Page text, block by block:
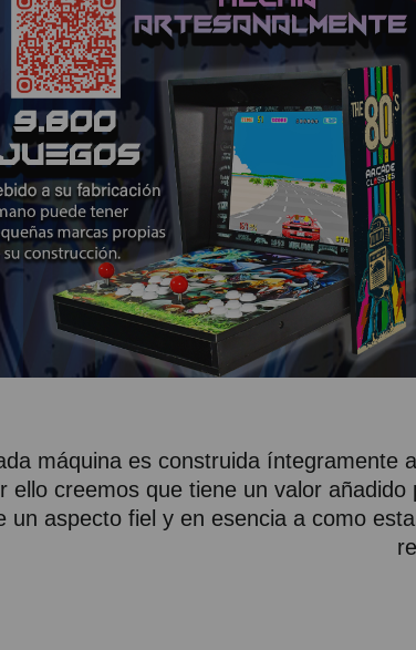
máquina es construida íntegramente
ello creemos que tiene un valor
un aspecto fiel y en esencia a como